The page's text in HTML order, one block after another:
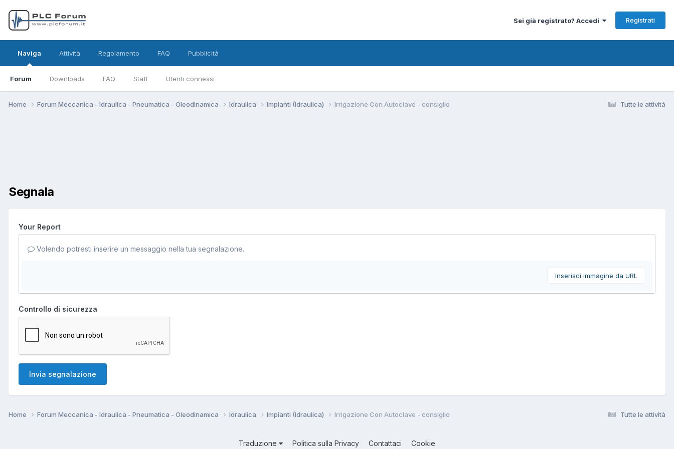
Sei già registrato? Accedi Registrati
Naviga
Forum Downloads FAQ Staff Utenti connessi
Attività Regolamento FAQ Pubblicità
Tutte le attività
Home Forum Meccanica - Idraulica - Pneumatica - Oleodinamica Idraulica Impianti (Idraulica) Irrigazione Con Autoclave - consiglio
Segnala
Your Report
Volendo potresti inserire un messaggio nella tua segnalazione.
Inserisci immagine da URL
Controllo di sicurezza
Invia segnalazione
Tutte le attività
Home Forum Meccanica - Idraulica - Pneumatica - Oleodinamica Idraulica Impianti (Idraulica) Irrigazione Con Autoclave - consiglio
Traduzione Politica sulla Privacy Contattaci Cookie